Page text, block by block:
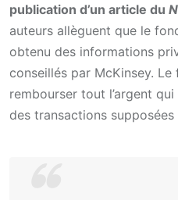
publication d’un article du
auteurs allèguent que le
obtenu des informations
conseillés par McKinsey.
rembourser tout l’argent
des transactions supposées